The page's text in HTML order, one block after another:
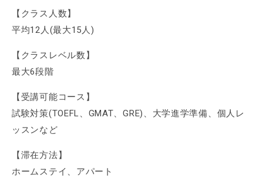
【クラス人数】
平均12人(最大15人)
【クラスレベル数】
最大6段階
【受講可能コース】
試験対策(TOEFL、GMAT、GRE)、大学進学準備、個人レ
ッスンなど
【滞在方法】
ホームステイ、アパート